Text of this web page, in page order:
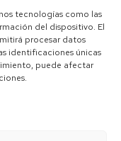
tecnologías como las
del dispositivo. El
procesar datos
identificaciones únicas
puede afectar
personals